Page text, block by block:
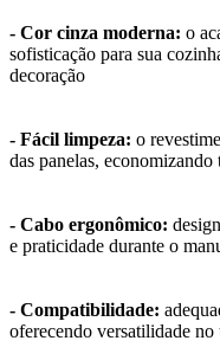
- Cor cinza moderna: o
sofisticação para sua
decoração
- Fácil limpeza: o
das panelas, economizando
- Cabo ergonômico:
e praticidade durante o
- Compatibilidade:
oferecendo versatilidade no